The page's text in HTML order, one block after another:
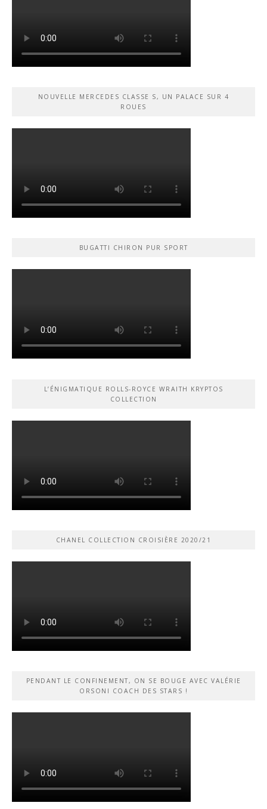
NOUVELLE MERCEDES CLASSE S, UN PALACE SUR 4
ROUES
BUGATTI CHIRON PUR SPORT
L’ÉNIGMATIQUE ROLLS-ROYCE WRAITH KRYPTOS
COLLECTION
CHANEL COLLECTION CROISIÈRE 2020/21
PENDANT LE CONFINEMENT, ON SE BOUGE AVEC VALÉRIE
ORSONI COACH DES STARS !